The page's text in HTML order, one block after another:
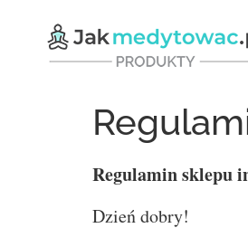
Regulamin sklepu
Dzień dobry!